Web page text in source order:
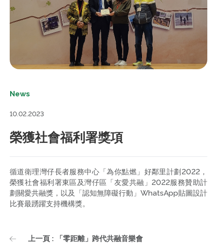
News
10.02.2023
榮獲社會福利署獎項
循道衛理灣仔長者服務中心「為你點燃」好鄰里計劃2022，
榮獲社會福利署東區及灣仔區「友愛共融」2022服務贊助計
劃關愛共融獎，以及「認知無障礙行動」WhatsApp貼圖設計
比賽最踴躍支持機構獎。
上一頁 : 「零距離」跨代共融音樂會